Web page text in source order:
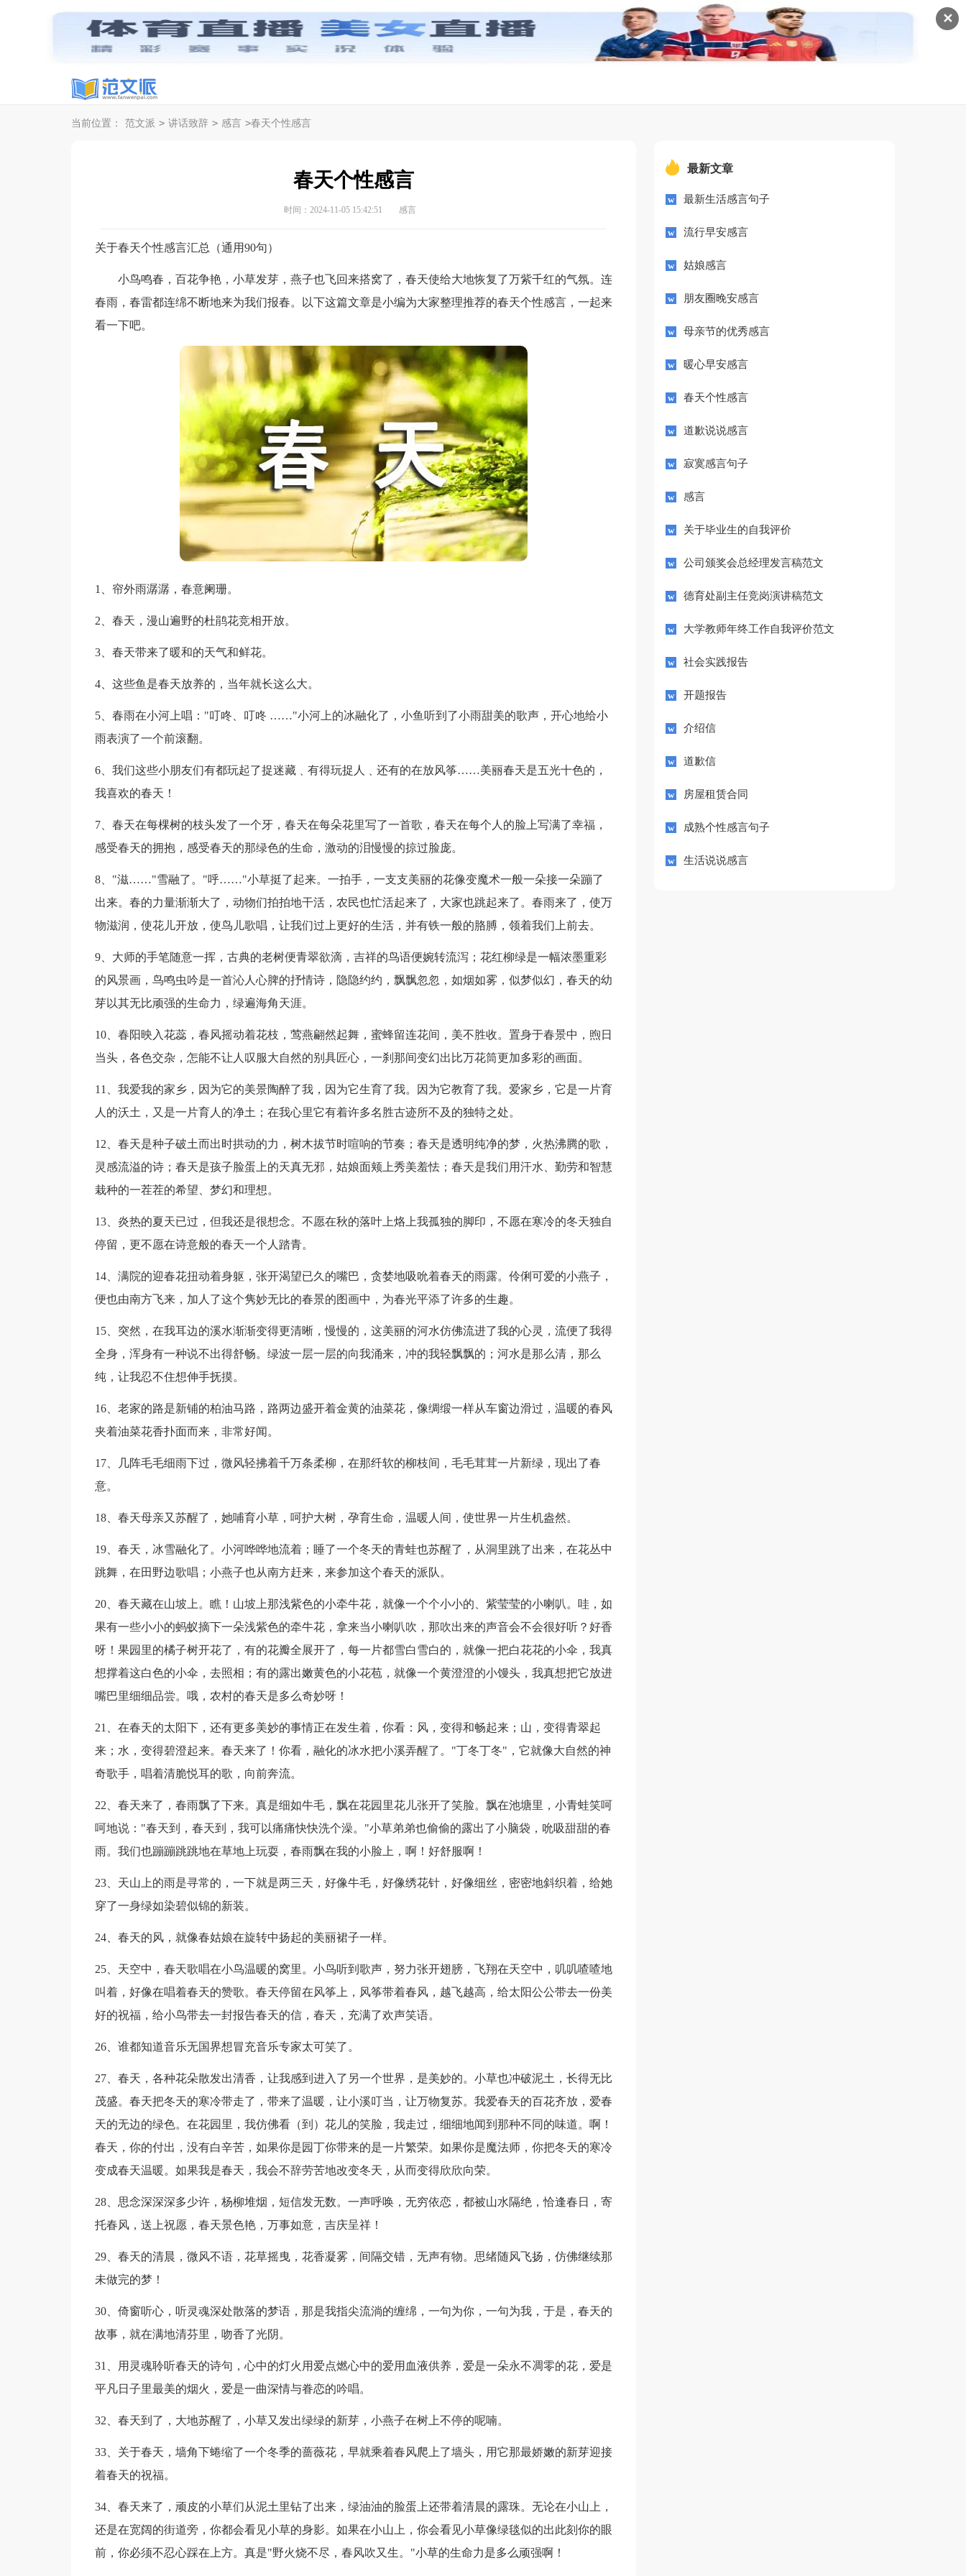
✕
当前位置： 范文派 > 讲话致辞 > 感言 >春天个性感言
春天个性感言
时间：2024-11-05 15:42:51 感言
关于春天个性感言汇总（通用90句）
小鸟鸣春，百花争艳，小草发芽，燕子也飞回来搭窝了，春天使给大地恢复了万紫千红的气氛。连
春雨，春雷都连绵不断地来为我们报春。以下这篇文章是小编为大家整理推荐的春天个性感言，一起来
看一下吧。
1、帘外雨潺潺，春意阑珊。
2、春天，漫山遍野的杜鹃花竞相开放。
3、春天带来了暖和的天气和鲜花。
4、这些鱼是春天放养的，当年就长这么大。
5、春雨在小河上唱："叮咚、叮咚 ……"小河上的冰融化了，小鱼听到了小雨甜美的歌声，开心地给小
雨表演了一个前滚翻。
6、我们这些小朋友们有都玩起了捉迷藏﹑有得玩捉人﹑还有的在放风筝……美丽春天是五光十色的，
我喜欢的春天！
7、春天在每棵树的枝头发了一个牙，春天在每朵花里写了一首歌，春天在每个人的脸上写满了幸福，
感受春天的拥抱，感受春天的那绿色的生命，激动的泪慢慢的掠过脸庞。
8、"滋……"雪融了。"呼……"小草挺了起来。一拍手，一支支美丽的花像变魔术一般一朵接一朵蹦了
出来。春的力量渐渐大了，动物们拍拍地干活，农民也忙活起来了，大家也跳起来了。春雨来了，使万
物滋润，使花儿开放，使鸟儿歌唱，让我们过上更好的生活，并有铁一般的胳膊，领着我们上前去。
9、大师的手笔随意一挥，古典的老树便青翠欲滴，吉祥的鸟语便婉转流泻；花红柳绿是一幅浓墨重彩
的风景画，鸟鸣虫吟是一首沁人心脾的抒情诗，隐隐约约，飘飘忽忽，如烟如雾，似梦似幻，春天的幼
芽以其无比顽强的生命力，绿遍海角天涯。
10、春阳映入花蕊，春风摇动着花枝，莺燕翩然起舞，蜜蜂留连花间，美不胜收。置身于春景中，煦日
当头，各色交杂，怎能不让人叹服大自然的别具匠心，一刹那间变幻出比万花筒更加多彩的画面。
11、我爱我的家乡，因为它的美景陶醉了我，因为它生育了我。因为它教育了我。爱家乡，它是一片育
人的沃土，又是一片育人的净土；在我心里它有着许多名胜古迹所不及的独特之处。
12、春天是种子破土而出时拱动的力，树木拔节时喧响的节奏；春天是透明纯净的梦，火热沸腾的歌，
灵感流溢的诗；春天是孩子脸蛋上的天真无邪，姑娘面颊上秀美羞怯；春天是我们用汗水、勤劳和智慧
栽种的一茬茬的希望、梦幻和理想。
13、炎热的夏天已过，但我还是很想念。不愿在秋的落叶上烙上我孤独的脚印，不愿在寒冷的冬天独自
停留，更不愿在诗意般的春天一个人踏青。
14、满院的迎春花扭动着身躯，张开渴望已久的嘴巴，贪婪地吸吮着春天的雨露。伶俐可爱的小燕子，
便也由南方飞来，加人了这个隽妙无比的春景的图画中，为春光平添了许多的生趣。
15、突然，在我耳边的溪水渐渐变得更清晰，慢慢的，这美丽的河水仿佛流进了我的心灵，流便了我得
全身，浑身有一种说不出得舒畅。绿波一层一层的向我涌来，冲的我轻飘飘的；河水是那么清，那么
纯，让我忍不住想伸手抚摸。
16、老家的路是新铺的柏油马路，路两边盛开着金黄的油菜花，像绸缎一样从车窗边滑过，温暖的春风
夹着油菜花香扑面而来，非常好闻。
17、几阵毛毛细雨下过，微风轻拂着千万条柔柳，在那纤软的柳枝间，毛毛茸茸一片新绿，现出了春
意。
18、春天母亲又苏醒了，她哺育小草，呵护大树，孕育生命，温暖人间，使世界一片生机盎然。
19、春天，冰雪融化了。小河哗哗地流着；睡了一个冬天的青蛙也苏醒了，从洞里跳了出来，在花丛中
跳舞，在田野边歌唱；小燕子也从南方赶来，来参加这个春天的派队。
20、春天藏在山坡上。瞧！山坡上那浅紫色的小牵牛花，就像一个个小小的、紫莹莹的小喇叭。哇，如
果有一些小小的蚂蚁摘下一朵浅紫色的牵牛花，拿来当小喇叭吹，那吹出来的声音会不会很好听？好香
呀！果园里的橘子树开花了，有的花瓣全展开了，每一片都雪白雪白的，就像一把白花花的小伞，我真
想撑着这白色的小伞，去照相；有的露出嫩黄色的小花苞，就像一个黄澄澄的小馒头，我真想把它放进
嘴巴里细细品尝。哦，农村的春天是多么奇妙呀！
21、在春天的太阳下，还有更多美妙的事情正在发生着，你看：风，变得和畅起来；山，变得青翠起
来；水，变得碧澄起来。春天来了！你看，融化的冰水把小溪弄醒了。"丁冬丁冬"，它就像大自然的神
奇歌手，唱着清脆悦耳的歌，向前奔流。
22、春天来了，春雨飘了下来。真是细如牛毛，飘在花园里花儿张开了笑脸。飘在池塘里，小青蛙笑呵
呵地说："春天到，春天到，我可以痛痛快快洗个澡。"小草弟弟也偷偷的露出了小脑袋，吮吸甜甜的春
雨。我们也蹦蹦跳跳地在草地上玩耍，春雨飘在我的小脸上，啊！好舒服啊！
23、天山上的雨是寻常的，一下就是两三天，好像牛毛，好像绣花针，好像细丝，密密地斜织着，给她
穿了一身绿如染碧似锦的新装。
24、春天的风，就像春姑娘在旋转中扬起的美丽裙子一样。
25、天空中，春天歌唱在小鸟温暖的窝里。小鸟听到歌声，努力张开翅膀，飞翔在天空中，叽叽喳喳地
叫着，好像在唱着春天的赞歌。春天停留在风筝上，风筝带着春风，越飞越高，给太阳公公带去一份美
好的祝福，给小鸟带去一封报告春天的信，春天，充满了欢声笑语。
26、谁都知道音乐无国界想冒充音乐专家太可笑了。
27、春天，各种花朵散发出清香，让我感到进入了另一个世界，是美妙的。小草也冲破泥土，长得无比
茂盛。春天把冬天的寒冷带走了，带来了温暖，让小溪叮当，让万物复苏。我爱春天的百花齐放，爱春
天的无边的绿色。在花园里，我仿佛看（到）花儿的笑脸，我走过，细细地闻到那种不同的味道。啊！
春天，你的付出，没有白辛苦，如果你是园丁你带来的是一片繁荣。如果你是魔法师，你把冬天的寒冷
变成春天温暖。如果我是春天，我会不辞劳苦地改变冬天，从而变得欣欣向荣。
28、思念深深深多少许，杨柳堆烟，短信发无数。一声呼唤，无穷依恋，都被山水隔绝，恰逢春日，寄
托春风，送上祝愿，春天景色艳，万事如意，吉庆呈祥！
29、春天的清晨，微风不语，花草摇曳，花香凝雾，间隔交错，无声有物。思绪随风飞扬，仿佛继续那
未做完的梦！
30、倚窗听心，听灵魂深处散落的梦语，那是我指尖流淌的缠绵，一句为你，一句为我，于是，春天的
故事，就在满地清芬里，吻香了光阴。
31、用灵魂聆听春天的诗句，心中的灯火用爱点燃心中的爱用血液供养，爱是一朵永不凋零的花，爱是
平凡日子里最美的烟火，爱是一曲深情与眷恋的吟唱。
32、春天到了，大地苏醒了，小草又发出绿绿的新芽，小燕子在树上不停的呢喃。
33、关于春天，墙角下蜷缩了一个冬季的蔷薇花，早就乘着春风爬上了墙头，用它那最娇嫩的新芽迎接
着春天的祝福。
34、春天来了，顽皮的小草们从泥土里钻了出来，绿油油的脸蛋上还带着清晨的露珠。无论在小山上，
还是在宽阔的街道旁，你都会看见小草的身影。如果在小山上，你会看见小草像绿毯似的出此刻你的眼
前，你必须不忍心踩在上方。真是"野火烧不尽，春风吹又生。"小草的生命力是多么顽强啊！
最新文章
最新生活感言句子
流行早安感言
姑娘感言
朋友圈晚安感言
母亲节的优秀感言
暖心早安感言
春天个性感言
道歉说说感言
寂寞感言句子
感言
关于毕业生的自我评价
公司颁奖会总经理发言稿范文
德育处副主任竞岗演讲稿范文
大学教师年终工作自我评价范文
社会实践报告
开题报告
介绍信
道歉信
房屋租赁合同
成熟个性感言句子
生活说说感言